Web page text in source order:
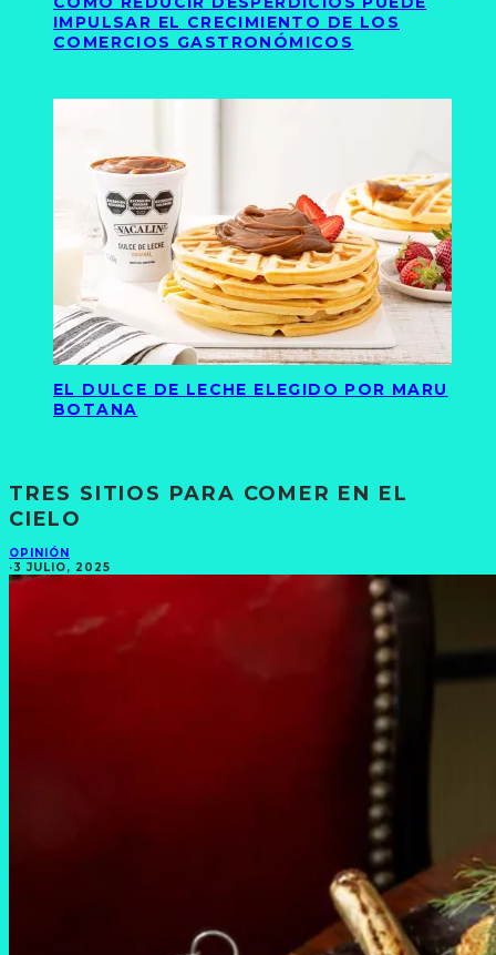
IMPULSAR EL CRECIMIENTO DE LOS
COMERCIOS GASTRONÓMICOS
EL DULCE DE LECHE ELEGIDO POR MARU
BOTANA
TRES SITIOS PARA COMER EN EL
CIELO
OPINIÓN
·3 JULIO, 2025